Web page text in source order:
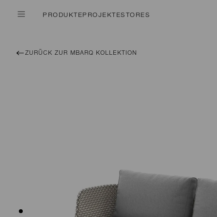
PRODUKTEPROJEKTESTORES
ZURÜCK ZUR MBARQ KOLLEKTION